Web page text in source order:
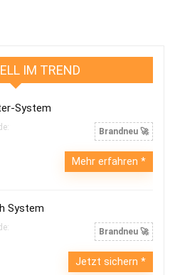
IM TREND
System
Brandneu 🚀
Mehr erfahren
System
Brandneu 🚀
Jetzt sichern